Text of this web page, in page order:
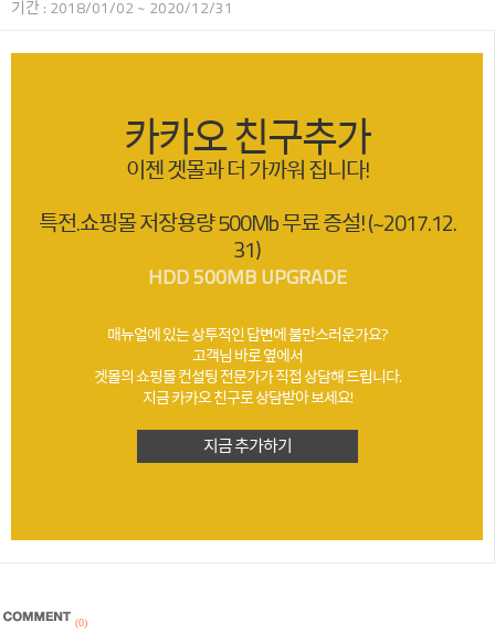
기간 : 2018/01/02 ~ 2020/12/31
카카오 친구추가
이젠 겟몰과 더 가까워 집니다!
특전.쇼핑몰 저장용량 500Mb 무료 증설! (~2017.12.
31)
HDD 500MB UPGRADE
매뉴얼에 있는 상투적인 답변에 불만스러운가요?
고객님 바로 옆에서
겟몰의 쇼핑몰 컨설팅 전문가가 직접 상담해 드립니다.
지금 카카오 친구로 상담받아 보세요!
지금 추가하기
(0)